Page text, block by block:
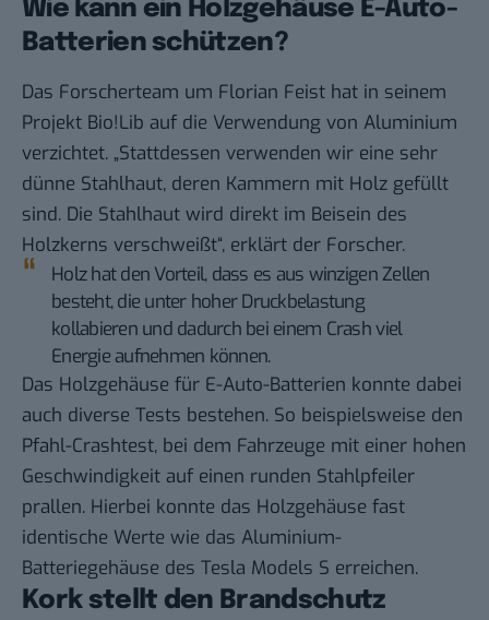
Wie kann ein Holzgehäuse E-Auto-
Batterien schützen?
Das Forscherteam um Florian Feist hat in seinem
Projekt Bio!Lib auf die Verwendung von Aluminium
verzichtet. „Stattdessen verwenden wir eine sehr
dünne Stahlhaut, deren Kammern mit Holz gefüllt
sind. Die Stahlhaut wird direkt im Beisein des
Holzkerns verschweißt“, erklärt der Forscher.
Holz hat den Vorteil, dass es aus winzigen Zellen
besteht, die unter hoher Druckbelastung
kollabieren und dadurch bei einem Crash viel
Energie aufnehmen können.
Das Holzgehäuse für E-Auto-Batterien konnte dabei
auch diverse Tests bestehen. So beispielsweise den
Pfahl-Crashtest, bei dem Fahrzeuge mit einer hohen
Geschwindigkeit auf einen runden Stahlpfeiler
prallen. Hierbei konnte das Holzgehäuse fast
identische Werte wie das Aluminium-
Batteriegehäuse des Tesla Models S erreichen.
Kork stellt den Brandschutz